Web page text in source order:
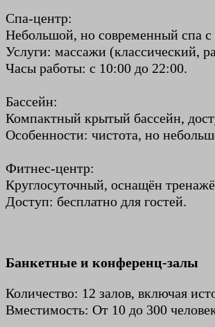
Спа-центр:
Небольшой, но современный спа
Услуги: массажи (классический,
Часы работы: с 10:00 до 22:00.
Бассейн:
Компактный крытый бассейн,
Особенности: чистота, но
Фитнес-центр:
Круглосуточный, оснащён
Доступ: бесплатно для гостей.
Банкетные и конференц-залы
Количество: 12 залов, включая
Вместимость: От 10 до 300